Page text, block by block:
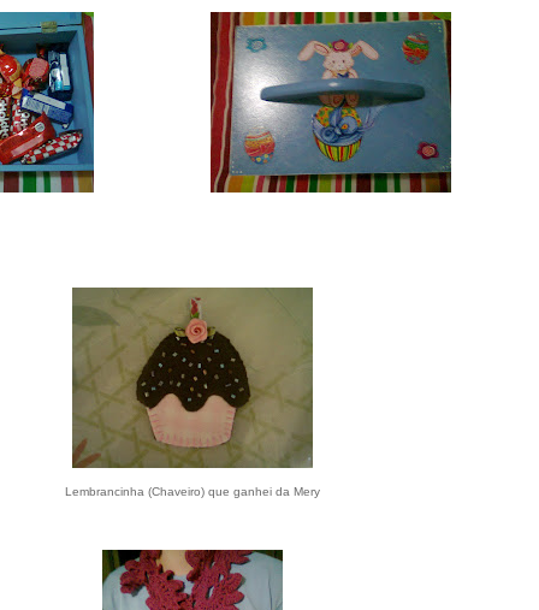
Lembrancinha (Chaveiro) que ganhei da Mery